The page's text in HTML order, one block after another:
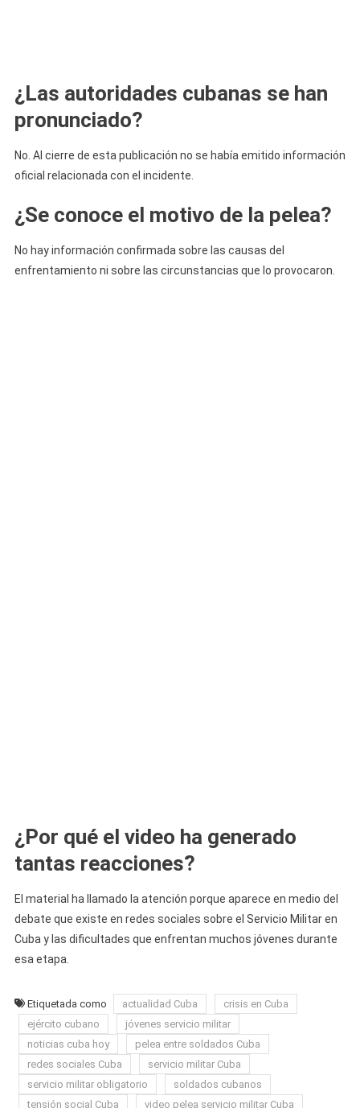
¿Las autoridades cubanas se han
pronunciado?
No. Al cierre de esta publicación no se había emitido información
oficial relacionada con el incidente.
¿Se conoce el motivo de la pelea?
No hay información confirmada sobre las causas del
enfrentamiento ni sobre las circunstancias que lo provocaron.
¿Por qué el video ha generado
tantas reacciones?
El material ha llamado la atención porque aparece en medio del
debate que existe en redes sociales sobre el Servicio Militar en
Cuba y las dificultades que enfrentan muchos jóvenes durante
esa etapa.
Etiquetada como actualidad Cuba
crisis en Cuba
ejército cubano
jóvenes servicio militar
noticias cuba hoy
pelea entre soldados Cuba
redes sociales Cuba
servicio militar Cuba
servicio militar obligatorio
soldados cubanos
tensión social Cuba
video pelea servicio militar Cuba